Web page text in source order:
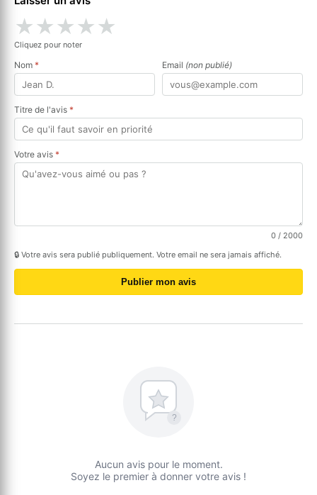
★★★★★
Cliquez pour noter
Nom * Email (non publié)
Titre de l'avis *
Votre avis *
0 / 2000
🔒 Votre avis sera publié publiquement. Votre email ne sera jamais affiché.
Publier mon avis
?
Aucun avis pour le moment.
Soyez le premier à donner votre avis !